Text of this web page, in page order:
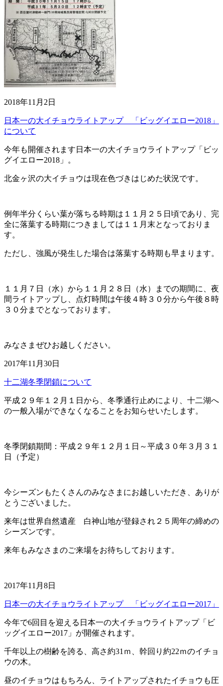
2018年11月2日
日本一の大イチョウライトアップ 「ビッグイエロー2018」
について
今年も開催されます日本一の大イチョウライトアップ「ビッ
グイエロー2018」。
北金ヶ沢の大イチョウは現在色づきはじめた状況です。
例年半分くらい葉が落ちる時期は１１月２５日頃であり、完
全に落葉する時期につきましては１１月末となっておりま
す。
ただし、強風が発生した場合は落葉する時期も早まります。
１１月７日（水）から１１月２８日（水）までの期間に、夜
間ライトアップし、点灯時間は午後４時３０分から午後８時
３０分までとなっております。
みなさまぜひお越しください。
2017年11月30日
十二湖冬季閉鎖について
平成２９年１２月１日から、冬季通行止めにより、十二湖へ
の一般入場ができなくなることをお知らせいたします。
冬季閉鎖期間：平成２９年１２月１日～平成３０年３月３１
日（予定）
今シーズンもたくさんのみなさまにお越しいただき、ありが
とうございました。
来年は世界自然遺産 白神山地が登録され２５周年の締めの
シーズンです。
来年もみなさまのご来場をお待ちしております。
2017年11月8日
日本一の大イチョウライトアップ 「ビッグイエロー2017」
今年で6回目を迎える日本一の大イチョウライトアップ「ビ
ッグイエロー2017」が開催されます。
千年以上の樹齢を誇る、高さ約31ｍ、幹回り約22ｍのイチョ
ウの木。
昼のイチョウはもちろん、ライトアップされたイチョウも圧